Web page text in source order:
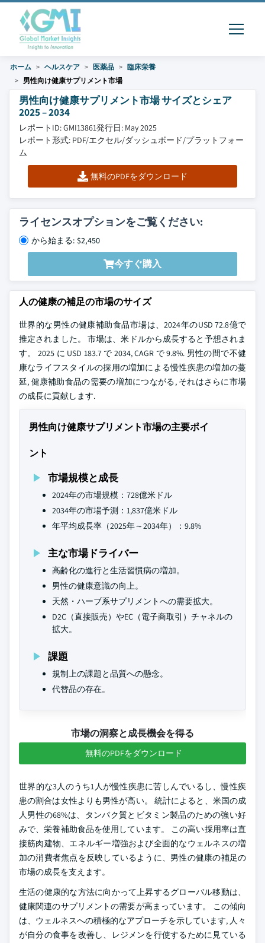
ホーム ヘルスケア 医薬品
臨床栄養
男性向け健康サプリメント市場
男性向け健康サプリメント市場 サイズとシェア
2025 – 2034
レポートID: GMI13861発行日: May 2025
レポート形式: PDF/エクセル/ダッシュボード/プラットフォー
ム
無料のPDFをダウンロード
ライセンスオプションをご覧ください:
から始まる: $2,450
今すぐ購入
人の健康の補足の市場のサイズ
世界的な男性の健康補助食品市場は、2024年のUSD 72.8億で
推定されました。 市場は、米ドルから成長すると予想されま
す。 2025 に USD 183.7 で 2034, CAGR で 9.8%. 男性の間で不健
康なライフスタイルの採用の増加による慢性疾患の増加の蔓
延, 健康補助食品の需要の増加につながる, それはさらに市場
の成長に貢献します.
男性向け健康サプリメント市場の主要ポイ
ント
市場規模と成長
2024年の市場規模：728億米ドル
2034年の市場予測：1,837億米ドル
年平均成長率（2025年～2034年）：9.8%
主な市場ドライバー
高齢化の進行と生活習慣病の増加。
男性の健康意識の向上。
天然・ハーブ系サプリメントへの需要拡大。
D2C（直接販売）やEC（電子商取引）チャネルの
拡大。
課題
規制上の課題と品質への懸念。
代替品の存在。
市場の洞察と成長機会を得る
無料のPDFをダウンロード
世界的な3人のうち1人が慢性疾患に苦しんでいるし、慢性疾
患の割合は女性よりも男性が高い。 統計によると、米国の成
人男性の68%は、タンパク質とビタミン製品のための強い好
みで、栄養補助食品を使用しています。 この高い採用率は直
接筋肉建物、エネルギー増強および全面的なウェルネスの増
加の消費者焦点を反映しているように、男性の健康の補足の
市場の成長を支えます。
生活の健康的な方法に向かって上昇するグローバル移動は、
健康関連のサプリメントの需要が高まっています。 この傾向
は、ウェルネスへの積極的なアプローチを示しています, 人々
が自分の食事を改善し、レジメンを行使するために見ている